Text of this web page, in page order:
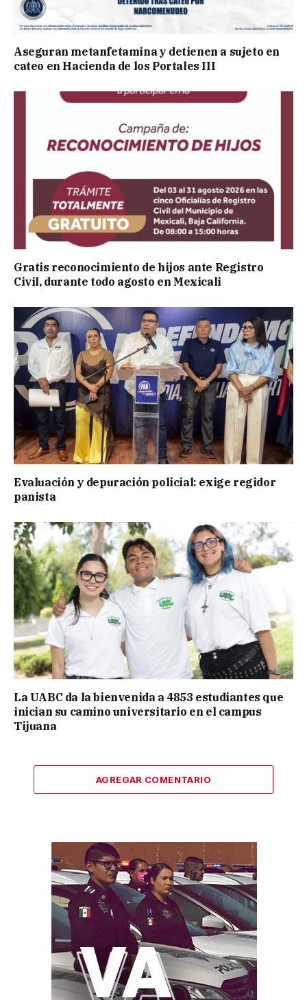
Aseguran metanfetamina y detienen a sujeto en
cateo en Hacienda de los Portales III
Gratis reconocimiento de hijos ante Registro
Civil, durante todo agosto en Mexicali
Evaluación y depuración policial: exige regidor
panista
La UABC da la bienvenida a 4853 estudiantes que
inician su camino universitario en el campus
Tijuana
AGREGAR COMENTARIO